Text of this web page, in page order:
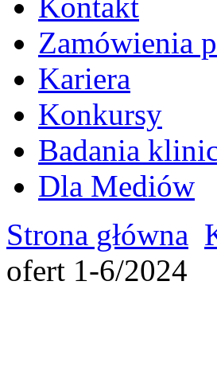
Zamówienia
Kariera
Konkursy
Badania
Dla Mediów
Strona główna
ofert 1-6/2024